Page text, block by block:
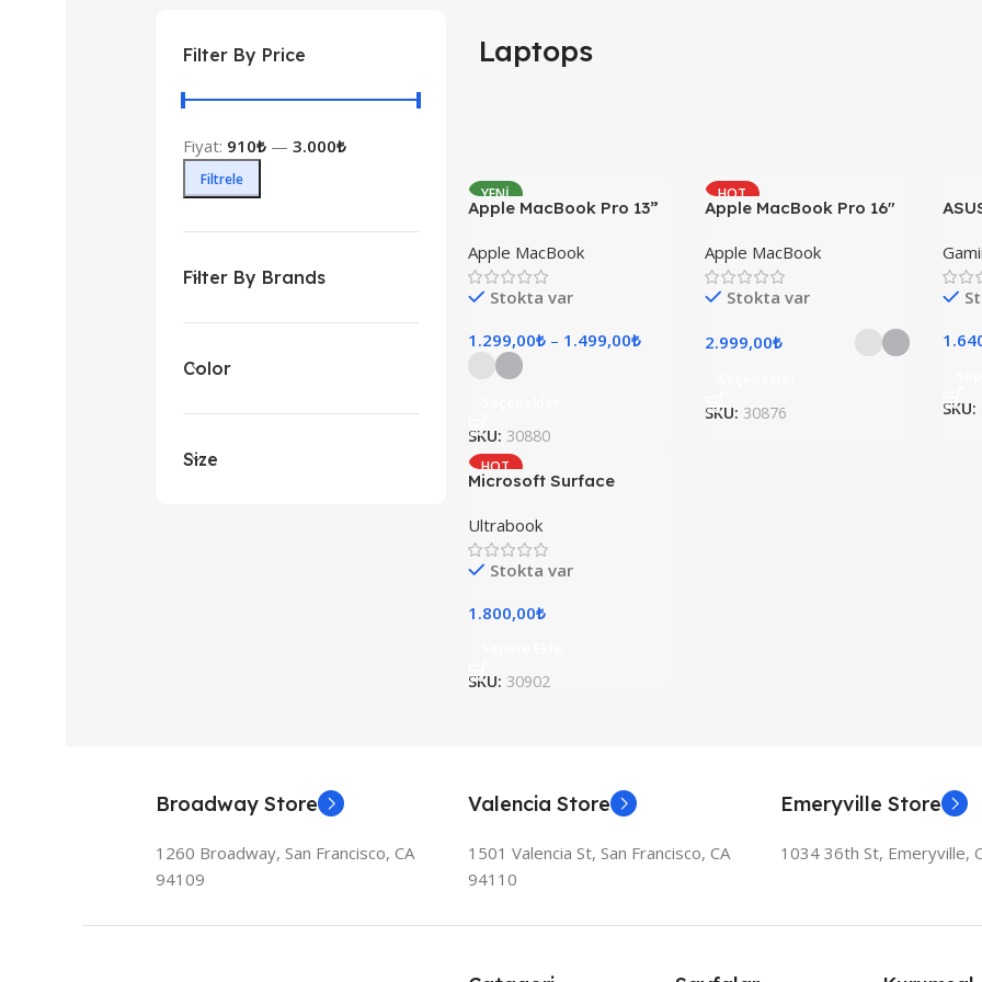
Filter By Price
Filtrele
Fiyat: 910₺ — 3.000₺
Filter By Brands
Color
Size
Laptops
YENI
Apple MacBook Pro 13”
Apple MacBook
Stokta var
1.299,00₺ – 1.499,00₺
SKU: 30880
HOT
YENI
Apple MacBook Pro 16″
Apple MacBook
Stokta var
2.999,00₺
SKU: 30876 SKU:
HOT
Microsoft Surface
Ultrabook
Stokta var
1.800,00₺
SKU: 30902
Broadway Store
1260 Broadway, San Francisco, CA
94109
Valencia Store
1501 Valencia St, San Francisco, CA
94110
Emeryville Store
1034 36th St, Emeryville,